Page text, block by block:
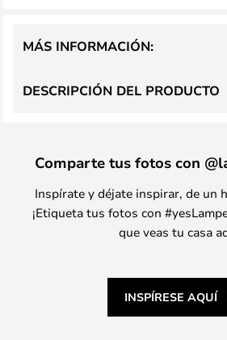
DESCRIPCIÓN DEL PRODUCTO
MÁS INFORMACIÓN:
Comparte tus fotos con
Inspírate y déjate inspirar, de un
¡Etiqueta tus fotos con
que veas tu casa
INSPÍRESE AQUÍ